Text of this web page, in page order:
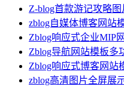
Z-blog首款游记攻略
zblog自媒体博客网站
Zblog响应式企业MIP
Zblog导航网站模板多
Zblog响应式博客网站
zblog高清图片全屏展